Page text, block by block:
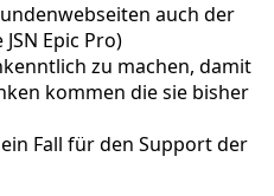
auch der
Epic Pro)
zu machen, damit
kommen die sie bisher
Fall für den Support der